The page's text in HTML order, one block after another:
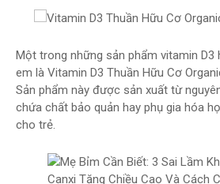
Một trong những sản phẩm vitamin
em là Vitamin D3 Thuần Hữu Cơ
Sản phẩm này được sản xuất từ
chứa chất bảo quản hay phụ gia hóa
cho trẻ.